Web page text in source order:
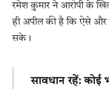
रमेश कुमार ने आरोपी के
ही अपील की है कि ऐसे और
सके।
सावधान रहें: कोई